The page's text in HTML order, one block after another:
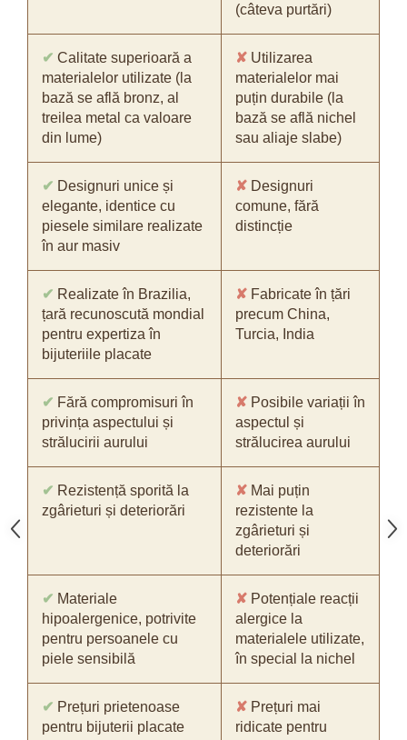
(câteva purtări)
✔ Calitate superioară a
materialelor utilizate (la
bază se află bronz, al
treilea metal ca valoare
din lume)
✘ Utilizarea
materialelor mai
puțin durabile (la
bază se află nichel
sau aliaje slabe)
✔ Designuri unice și
elegante, identice cu
piesele similare realizate
în aur masiv
✘ Designuri
comune, fără
distincție
✔ Realizate în Brazilia,
țară recunoscută mondial
pentru expertiza în
bijuteriile placate
✘ Fabricate în țări
precum China,
Turcia, India
✔ Fără compromisuri în
privința aspectului și
strălucirii aurului
✘ Posibile variații în
aspectul și
strălucirea aurului
✔ Rezistență sporită la
zgârieturi și deteriorări
✘ Mai puțin
rezistente la
zgârieturi și
deteriorări
✔ Materiale
hipoalergenice, potrivite
pentru persoanele cu
piele sensibilă
✘ Potențiale reacții
alergice la
materialele utilizate,
în special la nichel
✔ Prețuri prietenoase
pentru bijuterii placate
✘ Prețuri mai
ridicate pentru